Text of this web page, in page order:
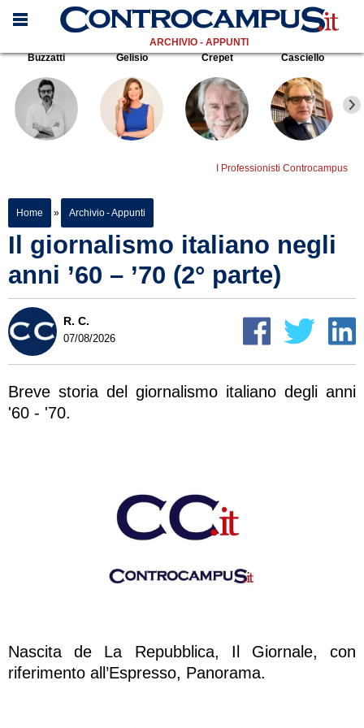
ARCHIVIO - APPUNTI
Buzzatti
Gelisio Crepet Casciello
I Professionisti Controcampus
Home » Archivio - Appunti
Il giornalismo italiano negli
anni ’60 – ’70 (2° parte)
R. C.
07/08/2026
Breve storia del giornalismo italiano degli anni
'60 - '70.
Nascita de La Repubblica, Il Giornale, con
riferimento all’Espresso, Panorama.